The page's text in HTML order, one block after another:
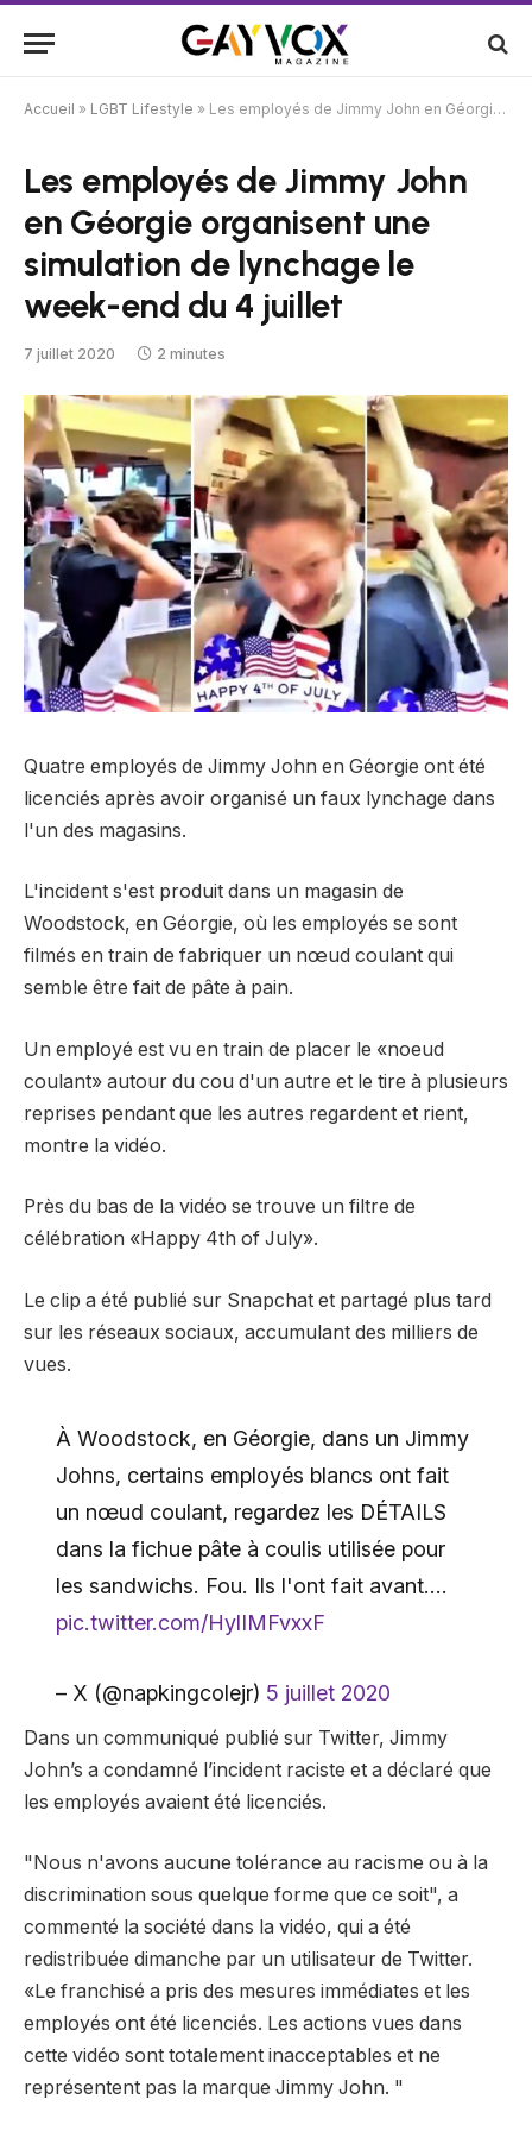
Accueil » LGBT Lifestyle » Les employés de Jimmy John en Géorgie organisent une simulation de lynchage le week-end du 4 juillet
Les employés de Jimmy John
en Géorgie organisent une
simulation de lynchage le
week-end du 4 juillet
7 juillet 2020 2 minutes
Quatre employés de Jimmy John en Géorgie ont été
licenciés après avoir organisé un faux lynchage dans
l'un des magasins.
L'incident s'est produit dans un magasin de
Woodstock, en Géorgie, où les employés se sont
filmés en train de fabriquer un nœud coulant qui
semble être fait de pâte à pain.
Un employé est vu en train de placer le «noeud
coulant» autour du cou d'un autre et le tire à plusieurs
reprises pendant que les autres regardent et rient,
montre la vidéo.
Près du bas de la vidéo se trouve un filtre de
célébration «Happy 4th of July».
Le clip a été publié sur Snapchat et partagé plus tard
sur les réseaux sociaux, accumulant des milliers de
vues.
À Woodstock, en Géorgie, dans un Jimmy
Johns, certains employés blancs ont fait
un nœud coulant, regardez les DÉTAILS
dans la fichue pâte à coulis utilisée pour
les sandwichs. Fou. Ils l'ont fait avant….
pic.twitter.com/HylIMFvxxF
– X (@napkingcolejr) 5 juillet 2020
Dans un communiqué publié sur Twitter, Jimmy
John’s a condamné l’incident raciste et a déclaré que
les employés avaient été licenciés.
"Nous n'avons aucune tolérance au racisme ou à la
discrimination sous quelque forme que ce soit", a
commenté la société dans la vidéo, qui a été
redistribuée dimanche par un utilisateur de Twitter.
«Le franchisé a pris des mesures immédiates et les
employés ont été licenciés. Les actions vues dans
cette vidéo sont totalement inacceptables et ne
représentent pas la marque Jimmy John. "